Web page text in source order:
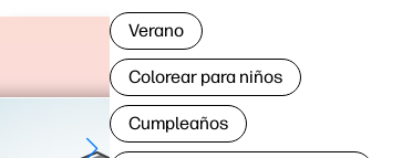
Verano
Colorear para niños
Cumpleaños